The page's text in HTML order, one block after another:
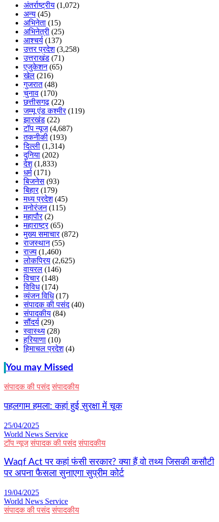
अंतर्राष्ट्रीय (1,072)
अन्य (45)
अभिनेता (15)
अभिनेत्री (25)
आश्चर्य (137)
उत्तर प्रदेश(3,258)
उत्तराखंड (71)
एजुकेशन(65)
खेल (216)
गुजरात(48)
चुनाव (170)
छत्तीसगढ़ (22)
जम्मू एंड कश्मीर(119)
झारखंड (22)
टॉप न्यूज(4,687)
तकनीकी (193)
दिल्ली (1,314)
दुनिया (202)
देश(1,833)
धर्म(171)
बिजनेस (93)
बिहार(179)
मध्य प्रदेश(45)
मनोरंजन(115)
महापौर(2)
महाराष्ट्र(65)
मुख्य समाचार(872)
राजस्थान(55)
राज्य (1,460)
लोकप्रिय (2,625)
वायरल (146)
विचार(148)
विविध(174)
व्यंजन विधि(17)
संपादक की पसंद(40)
संपादकीय (84)
सौंदर्य (29)
स्वास्थ्य (28)
हरियाणा (10)
हिमाचल प्रदेश(4)
You may Missed
संपादक की पसंद संपादकीय
पहलगाम हमला: कहां हुई सुरक्षा में चूक
25/04/2025
World News Service
टॉप न्यूज संपादक की पसंद संपादकीय
Waqf Act पर कहां फंसी सरकार? क्या हैं वो तथ्य जिसकी कसौटी
पर अपना फैसला सुनाएगा सुप्रीम कोर्ट
19/04/2025
World News Service
संपादक की पसंद संपादकीय